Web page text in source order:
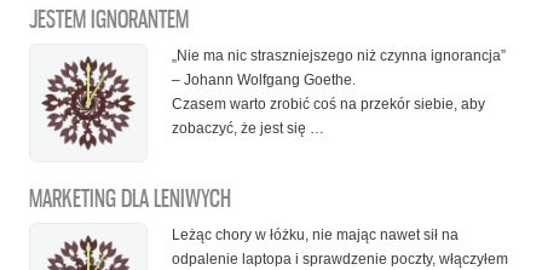
JESTEM IGNORANTEM
„Nie ma nic straszniejszego niż czynna ignorancja”
– Johann Wolfgang Goethe.
Czasem warto zrobić coś na przekór siebie, aby
zobaczyć, że jest się …
MARKETING DLA LENIWYCH
Leżąc chory w łóżku, nie mając nawet sił na
odpalenie laptopa i sprawdzenie poczty, włączyłem